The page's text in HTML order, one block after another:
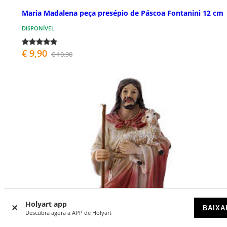
Holyart app
Descubra agora a APP de Holyart
Maria Madalena peça presépio de Páscoa Fontanini 12 cm
DISPONÍVEL
€ 9,90 € 10,90